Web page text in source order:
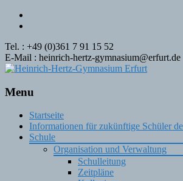
Tel. : +49 (0)361 7 91 15 52
E-Mail : heinrich-hertz-gymnasium@erfurt.de
Menu
Skip
content
Startseite
Informationen für zukünftige Schüler
Schule
Organisation und Verwaltung
Schulleitung
Zeitpläne